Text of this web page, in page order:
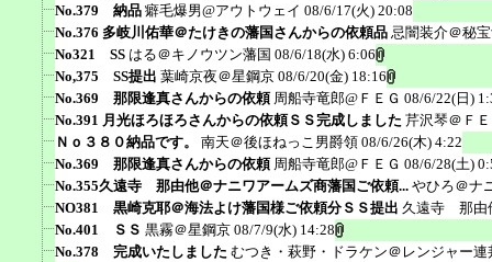
No.379 納品 癖毛爆男@アウトウェイ 08/6/17(火) 20:08
No.376 多岐川佑華＠たけきの藩国さんからの依頼品 忌闇装介＠秘
No321 SS はる＠キノウツン藩国 08/6/18(水) 6:06
No,375 SS提出 葉崎京夜＠星鋼京 08/6/20(金) 18:16
No.369 那限逢真さんからの依頼 周船寺竜郎@ＦＥＧ 08/6/22(日)
No.391 月光ほろほろさんからの依頼ＳＳ完成しました 芹沢琴＠Ｆ
Ｎｏ３８０納品です。
南天＠後ほねっこ男爵領 08/6/26(木) 4:22
No.369 那限逢真さんからの依頼 周船寺竜郎@ＦＥＧ 08/6/28(土)
No.355久遠寺 那由他＠ナニワアームズ商藩国ご依頼... やひろ＠ナ
NO381 黒崎克耶＠海法よけ藩国様ご依頼分ＳＳ提出 久遠寺 那由
No.401 ＳＳ 黒霧＠星鋼京 08/7/9(水) 14:28
No.378 完成いたしました むつき・萩野・ドラケン＠レンジャー連